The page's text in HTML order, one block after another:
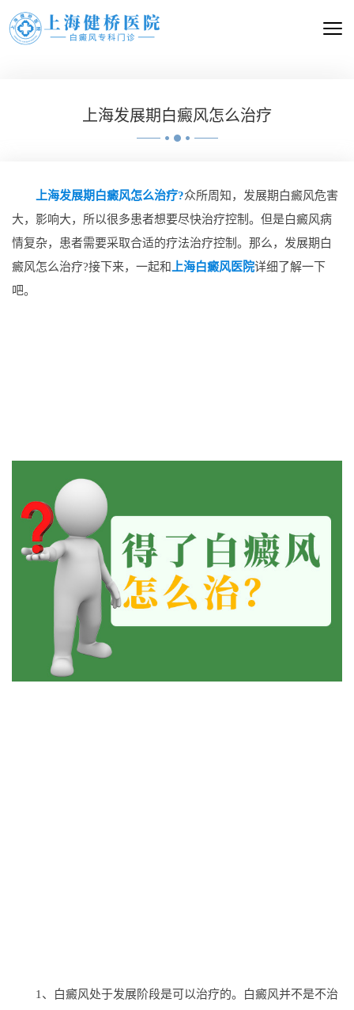
上海发展期白癜风怎么治疗
上海发展期白癜风怎么治疗?众所周知，发展期白癜风危害
大，影响大，所以很多患者想要尽快治疗控制。但是白癜风病
情复杂，患者需要采取合适的疗法治疗控制。那么，发展期白
癜风怎么治疗?接下来，一起和
上海白癜风医院详细了解一下
吧。
1、白癜风处于发展阶段是可以治疗的。白癜风并不是不治